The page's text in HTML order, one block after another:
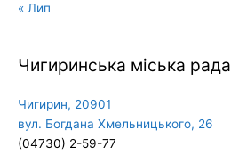
« Лип
Чигиринська міська рада
Чигирин, 20901
вул. Богдана Хмельницького, 26
(04730) 2-59-77